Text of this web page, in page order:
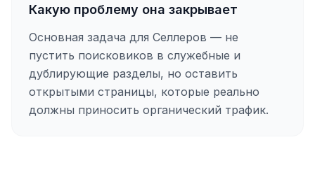
Какую проблему она закрывает
Основная задача для Селлеров — не
пустить поисковиков в служебные и
дублирующие разделы, но оставить
открытыми страницы, которые реально
должны приносить органический трафик.